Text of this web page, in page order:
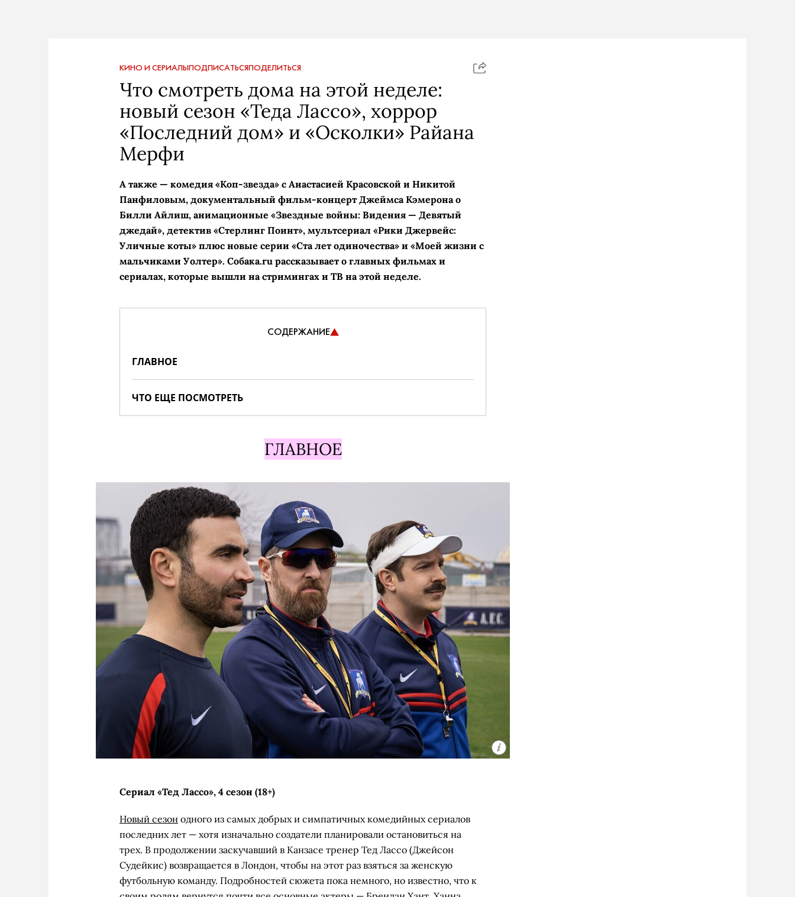
КИНО И СЕРИАЛЫПОДПИСАТЬСЯПОДЕЛИТЬСЯ
Что смотреть дома на этой неделе:
новый сезон «Теда Лассо», хоррор
«Последний дом» и «Осколки» Райана
Мерфи
А также — комедия «Коп-звезда» с Анастасией Красовской и Никитой
Панфиловым, документальный фильм-концерт Джеймса Кэмерона о
Билли Айлиш, анимационные «Звездные войны: Видения — Девятый
джедай», детектив «Стерлинг Поинт», мультсериал «Рики Джервейс:
Уличные коты» плюс новые серии «Ста лет одиночества» и «Моей жизни с
мальчиками Уолтер». Собака.ru рассказывает о главных фильмах и
сериалах, которые вышли на стримингах и ТВ на этой неделе.
СОДЕРЖАНИЕ
ГЛАВНОЕ
ЧТО ЕЩЕ ПОСМОТРЕТЬ
ГЛАВНОЕ
Сериал «Тед Лассо», 4 сезон (18+)
Новый сезон одного из самых добрых и симпатичных комедийных сериалов
последних лет — хотя изначально создатели планировали остановиться на
трех. В продолжении заскучавший в Канзасе тренер Тед Лассо (Джейсон
Судейкис) возвращается в Лондон, чтобы на этот раз взяться за женскую
футбольную команду. Подробностей сюжета пока немного, но известно, что к